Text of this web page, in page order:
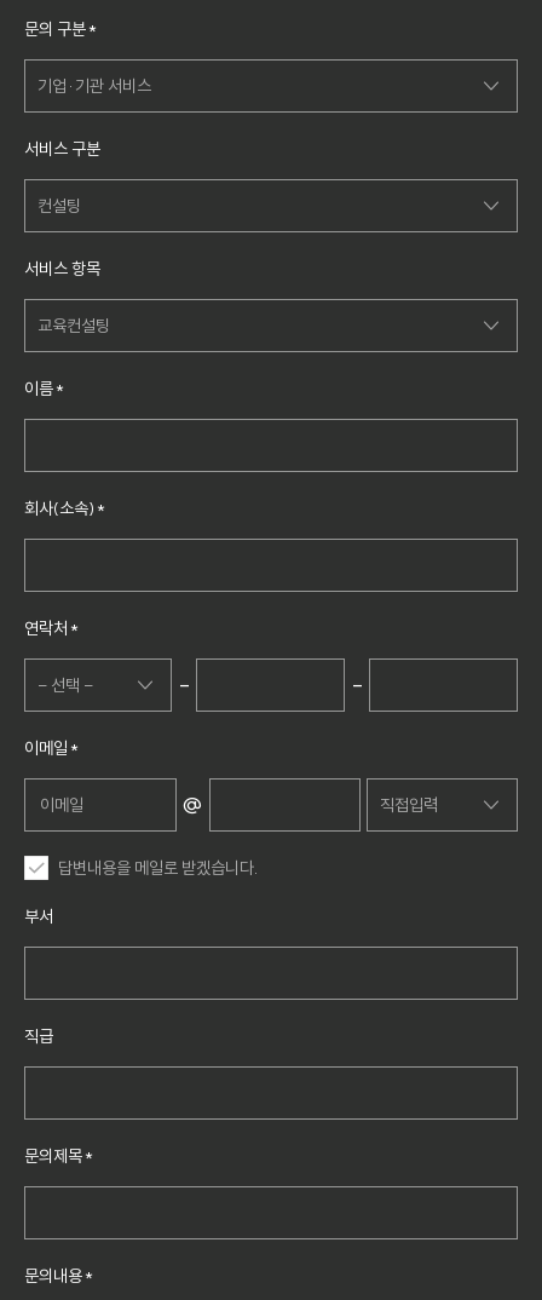
문
내
용
문의 구분*
기업·기관 서비스
- 선택 -
기업·기관 서비스
공개교육·단체교육
회원사서비스
제휴·대행
홈페이지·시스템
기타
서비스 구분
컨설팅
교육
컨설팅
플랫폼
강사섭외
서비스 항목
교육컨설팅
교육컨설팅
대학역량컨설팅
NCS자격컨설팅
이름*
회사(소속) *
연락처 *
- 선택 -
- 선택 -
010
011
016
017
019
- -
이메일 *
@ 직접입력
naver.com
daum.net
m
empal.com
답변내용을 메일로 받겠습니다.
부서
직급
문의제목*
문의내용*